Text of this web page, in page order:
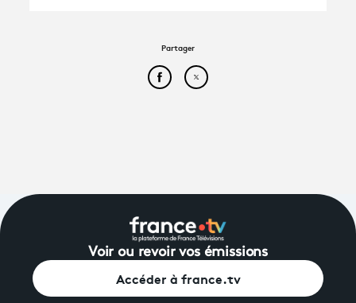
Partager
Partager cet article sur
Partager cet article sur
Voir ou revoir vos émissions
Accéder à france.tv